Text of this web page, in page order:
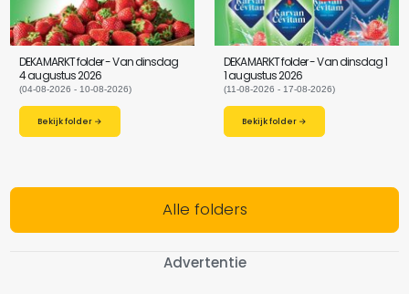
DEKAMARKT folder - Van dinsdag
4 augustus 2026
(04-08-2026 - 10-08-2026)
Bekijk folder →
DEKAMARKT folder - Van dinsdag 1
1 augustus 2026
(11-08-2026 - 17-08-2026)
Bekijk folder →
Alle folders
Advertentie